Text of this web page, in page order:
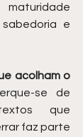
e
acolham o
se de
que
faz parte